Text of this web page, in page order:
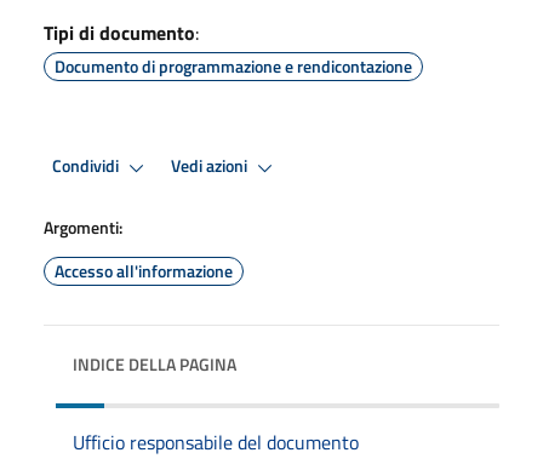
Tipi di documento:
Documento di programmazione e rendicontazione
Condividi Vedi azioni
Argomenti:
Accesso all'informazione
INDICE DELLA PAGINA
Ufficio responsabile del documento